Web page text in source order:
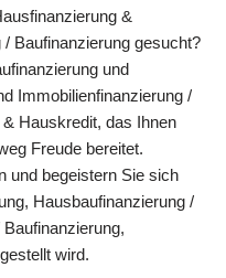
&
Baufinanzierung gesucht?
und
Immobilienfinanzierung /
Hauskredit, das Ihnen
Freude bereitet.
und begeistern Sie sich
Hausbaufinanzierung /
wird.